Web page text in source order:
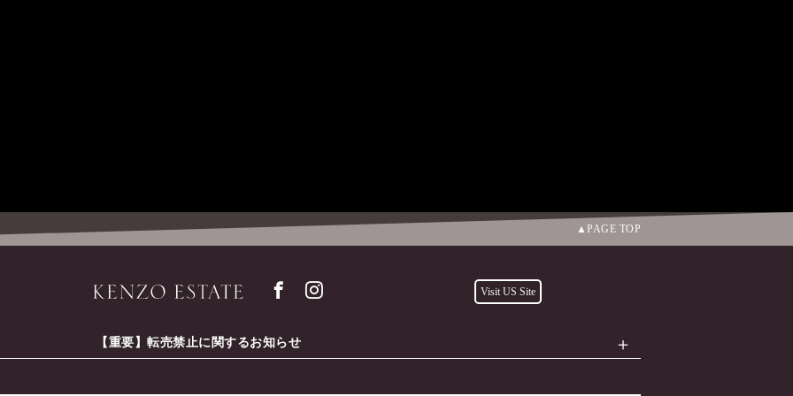
紫 murasaki 2020
PAGE TOP
Visit US Site
【重要】転売禁止に関するお知らせ